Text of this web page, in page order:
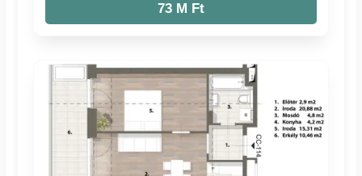
73 M Ft